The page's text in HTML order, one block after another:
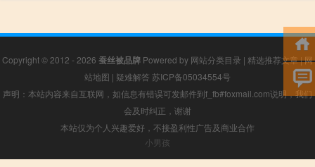
Copyright © 2012 - 2026 蚕丝被品牌 Powered by 网站分类目录 | 精选推荐文章|网
站地图 | 疑难解答 苏ICP备05034554号
声明：本站内容来自互联网，如信息有错误可发邮件到f_fb#foxmail.com说明，我们
会及时纠正，谢谢
本站仅为个人兴趣爱好，不接盈利性广告及商业合作
小男孩